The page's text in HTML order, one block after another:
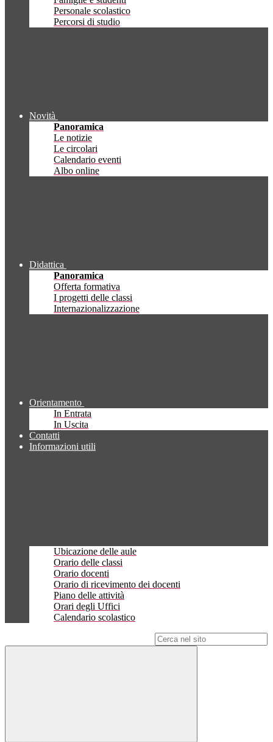
Personale scolastico
Percorsi di studio
Novità
Panoramica
Le notizie
Le circolari
Calendario eventi
Albo online
Didattica
Panoramica
Offerta formativa
I progetti delle classi
Internazionalizzazione
Orientamento
In Entrata
In Uscita
Contatti
Informazioni utili
Ubicazione delle aule
Orario delle classi
Orario docenti
Orario di ricevimento dei docenti
Piano delle attività
Orari degli Uffici
Calendario scolastico